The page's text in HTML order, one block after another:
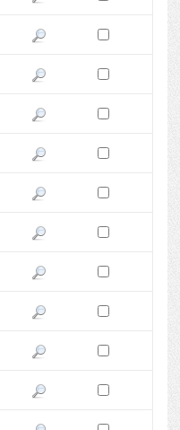
Pokaż podgląd wersji z dnia
Zaznacz wersję do
Pokaż podgląd wersji z dnia
Zaznacz wersję do
Pokaż podgląd wersji z dnia
Zaznacz wersję do
Pokaż podgląd wersji z dnia
Zaznacz wersję do
Pokaż podgląd wersji z dnia
Zaznacz wersję do
Pokaż podgląd wersji z dnia
Zaznacz wersję do
Pokaż podgląd wersji z dnia
Zaznacz wersję do
Pokaż podgląd wersji z dnia
Zaznacz wersję do
Pokaż podgląd wersji z dnia
Zaznacz wersję do
Pokaż podgląd wersji z dnia
Zaznacz wersję do
Zaznacz wersję do